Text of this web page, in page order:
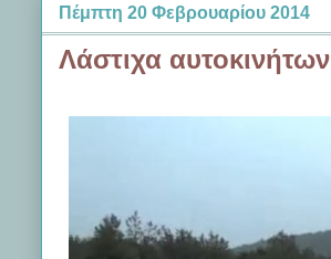
Πέμπτη 20 Φεβρουαρίου 2014
Λάστιχα αυτοκινήτων